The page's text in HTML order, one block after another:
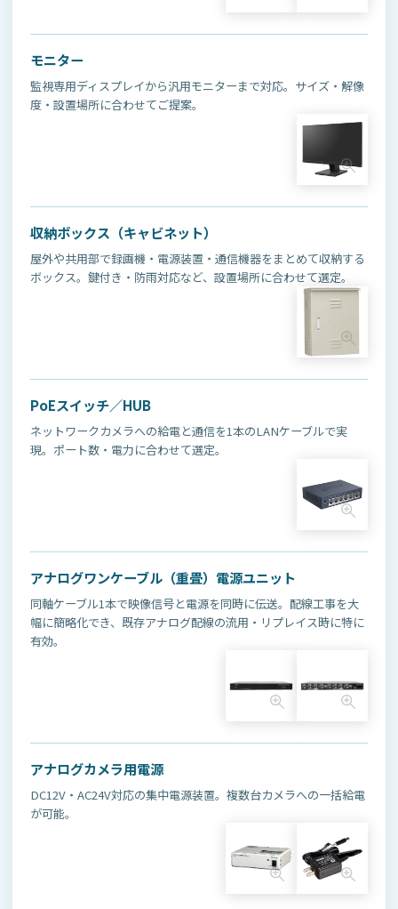
モニター
監視専用ディスプレイから汎用モニターまで対応。サイズ・解像
度・設置場所に合わせてご提案。
収納ボックス（キャビネット）
屋外や共用部で録画機・電源装置・通信機器をまとめて収納する
ボックス。鍵付き・防雨対応など、設置場所に合わせて選定。
PoEスイッチ／HUB
ネットワークカメラへの給電と通信を1本のLANケーブルで実
現。ポート数・電力に合わせて選定。
アナログワンケーブル（重畳）電源ユニット
同軸ケーブル1本で映像信号と電源を同時に伝送。配線工事を大
幅に簡略化でき、既存アナログ配線の流用・リプレイス時に特に
有効。
アナログカメラ用電源
DC12V・AC24V対応の集中電源装置。複数台カメラへの一括給電
が可能。